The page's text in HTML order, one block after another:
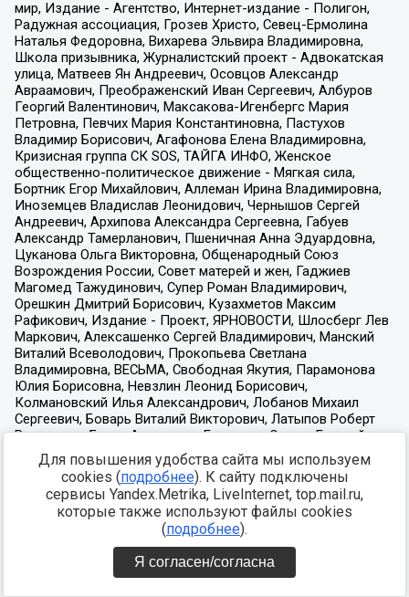
Для повышения удобства сайта мы используем
cookies (подробнее). К сайту подключены
сервисы Yandex.Metrika, LiveInternet, top.mail.ru,
которые также используют файлы cookies
(подробнее).
Я согласен/согласна